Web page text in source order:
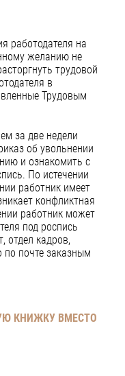
работодателя на
желанию не
трудовой
в
Трудовым
за две недели
об увольнении
и ознакомить с
По истечении
работник имеет
конфликтная
работник может
под роспись
отдел кадров,
по почте заказным
КНИЖКУ ВМЕСТО